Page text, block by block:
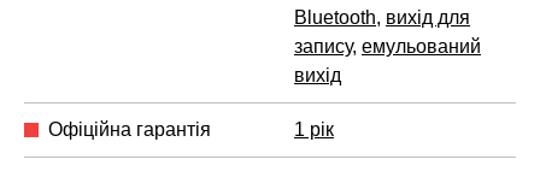
Bluetooth, вихід для
запису, емульований
вихід
Офіційна гарантія 1 рік